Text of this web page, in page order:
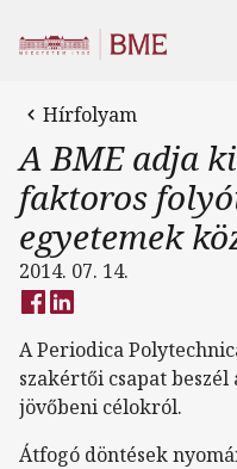
Hírfolyam
A BME adja
faktoros
egyetemek
2014. 07. 14.
A Periodica
szakértői csapat
jövőbeni célokról.
Átfogó döntések